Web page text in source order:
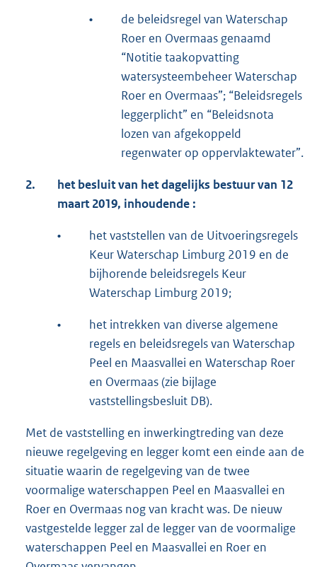
•
de beleidsregel van Waterschap
Roer en Overmaas genaamd
“Notitie taakopvatting
watersysteembeheer Waterschap
Roer en Overmaas”; “Beleidsregels
leggerplicht” en “Beleidsnota
lozen van afgekoppeld
regenwater op oppervlaktewater”.
2.
het besluit van het dagelijks bestuur van 12
maart 2019, inhoudende :
•
het vaststellen van de Uitvoeringsregels
Keur Waterschap Limburg 2019 en de
bijhorende beleidsregels Keur
Waterschap Limburg 2019;
•
het intrekken van diverse algemene
regels en beleidsregels van Waterschap
Peel en Maasvallei en Waterschap Roer
en Overmaas (zie bijlage
vaststellingsbesluit DB).
Met de vaststelling en inwerkingtreding van deze
nieuwe regelgeving en legger komt een einde aan de
situatie waarin de regelgeving van de twee
voormalige waterschappen Peel en Maasvallei en
Roer en Overmaas nog van kracht was. De nieuw
vastgestelde legger zal de legger van de voormalige
waterschappen Peel en Maasvallei en Roer en